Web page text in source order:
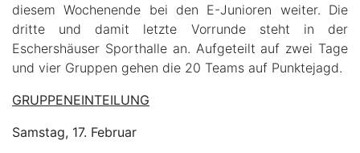
diesem Wochenende bei den E-Junioren weiter. Die
dritte und damit letzte Vorrunde steht in der
Eschershäuser Sporthalle an. Aufgeteilt auf zwei Tage
und vier Gruppen gehen die 20 Teams auf Punktejagd.
GRUPPENEINTEILUNG
Samstag, 17. Februar